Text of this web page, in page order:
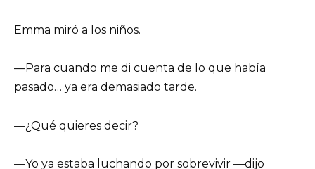
Emma miró a los niños.
—Para cuando me di cuenta de lo que había
pasado… ya era demasiado tarde.
—¿Qué quieres decir?
—Yo ya estaba luchando por sobrevivir —dijo